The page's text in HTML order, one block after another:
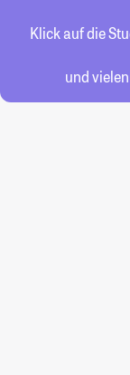
Klick auf die
und